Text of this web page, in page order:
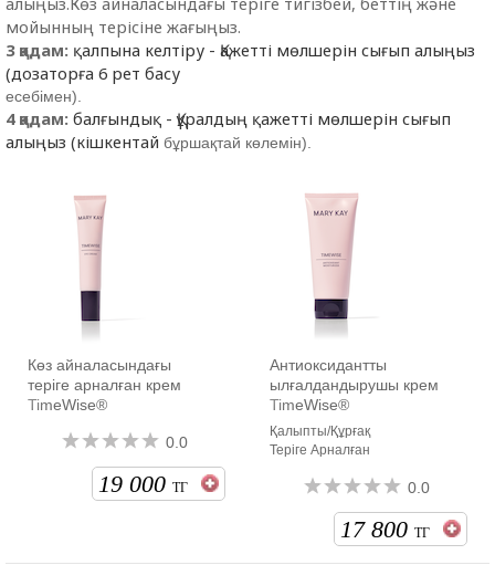
мойынның терісіне жағыңыз.
3 қадам: қалпына келтіру - Қажетті мөлшерін сығып алыңыз
(дозаторға 6 рет басу
есебімен).
4 қадам: балғындық - Құралдың қажетті мөлшерін сығып
алыңыз (кішкентай бұршақтай көлемін).
Көз айналасындағы
теріге арналған крем
TimeWise®
0.0
19 000 ТГ
Антиоксидантты
ылғалдандырушы крем
TimeWise®
Қалыпты/Құрғақ
Теріге Арналған
0.0
17 800 ТГ